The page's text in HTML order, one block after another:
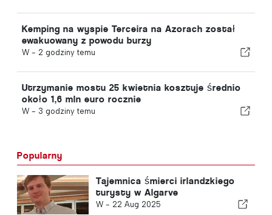
ziemi
Kemping na wyspie Terceira na Azorach został
ewakuowany z powodu burzy
W - 2 godziny temu
Utrzymanie mostu 25 kwietnia kosztuje średnio
około 1,6 mln euro rocznie
W - 3 godziny temu
Popularny
Tajemnica śmierci irlandzkiego
turysty w Algarve
W - 22 Aug 2025